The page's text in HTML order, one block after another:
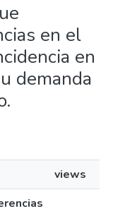
All of DSpace
en el
en
demanda
views